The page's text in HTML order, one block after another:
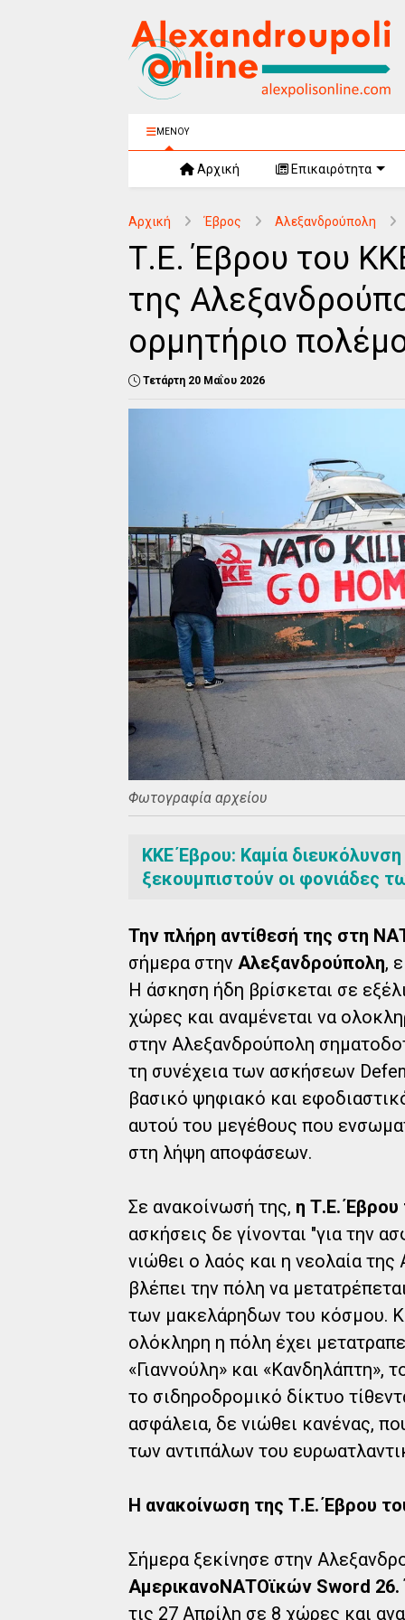
ΜΕΝΟΥ
Αρχική Επικαιρότητα
Αρχική Έβρος Αλεξανδρούπολη
Τ.Ε. Έβρου του
της
ορμητήριο
Τετάρτη 20 Μαΐου 2026
Φωτογραφία αρχείου
ΚΚΕ Έβρου: Καμία
ξεκουμπιστούν οι φονιάδες
Την πλήρη αντίθεσή της στη
σήμερα στην Αλεξανδρούπολη,
Η άσκηση ήδη βρίσκεται σε
χώρες και αναμένεται να
στην Αλεξανδρούπολη
τη συνέχεια των ασκήσεων
βασικό ψηφιακό και
αυτού του μεγέθους που
στη λήψη αποφάσεων.
Σε ανακοίνωσή της, η Τ.Ε. Έβρου
ασκήσεις δε γίνονται "για την
νιώθει ο λαός και η νεολαία
βλέπει την πόλη να
των μακελάρηδων του κόσμου.
ολόκληρη η πόλη έχει
«Γιαννούλη» και «Κανδηλάπτη»,
το σιδηροδρομικό δίκτυο
ασφάλεια, δε νιώθει κανένας,
των αντιπάλων του
Η ανακοίνωση της Τ.Ε. Έβρου
Σήμερα ξεκίνησε στην
ΑμερικανοΝΑΤΟϊκών Sword 26.
τις 27 Απρίλη σε 8 χώρες και